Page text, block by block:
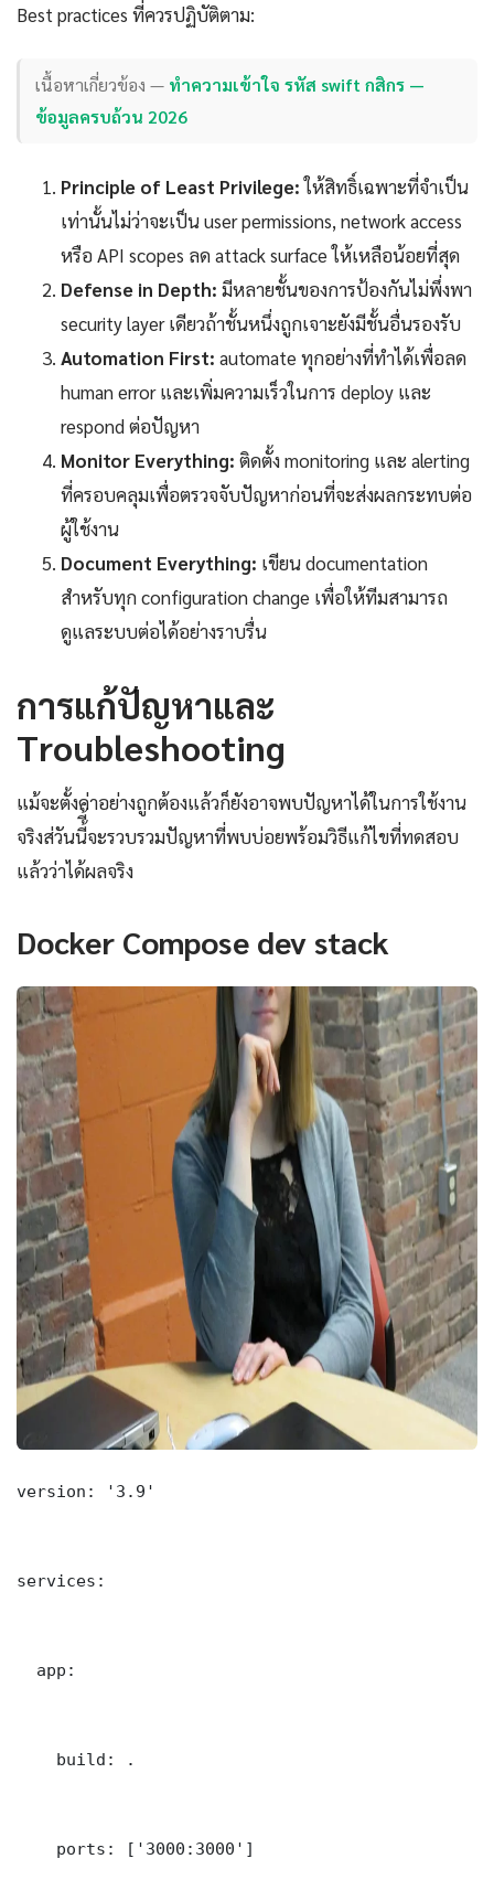
Best practices ที่ควรปฏิบัติตาม:
เนื้อหาเกี่ยวข้อง — ทำความเข้าใจ รหัส swift กสิกร —
ข้อมูลครบถ้วน 2026
Principle of Least Privilege:ให้สิทธิ์เฉพาะที่จำเป็น
เท่านั้นไม่ว่าจะเป็น user permissions, network access
หรือ API scopes ลด attack surface ให้เหลือน้อยที่สุด
Defense in Depth: มีหลายชั้นของการป้องกันไม่พึ่งพา
security layer เดียวถ้าชั้นหนึ่งถูกเจาะยังมีชั้นอื่นรองรับ
Automation First: automate ทุกอย่างที่ทำได้เพื่อลด
human error และเพิ่มความเร็วในการ deploy และ
respond ต่อปัญหา
Monitor Everything: ติดตั้ง monitoring และ alerting
ที่ครอบคลุมเพื่อตรวจจับปัญหาก่อนที่จะส่งผลกระทบต่อ
ผู้ใช้งาน
Document Everything: เขียน documentation
สำหรับทุก configuration change เพื่อให้ทีมสามารถ
ดูแลระบบต่อได้อย่างราบรื่น
การแก้ปัญหาและ
Troubleshooting
แม้จะตั้งค่าอย่างถูกต้องแล้วก็ยังอาจพบปัญหาได้ในการใช้งาน
จริงส่วันนี้ี้จะรวบรวมปัญหาที่พบบ่อยพร้อมวิธีแก้ไขที่ทดสอบ
แล้วว่าได้ผลจริง
Docker Compose dev stack
version: '3.9'
services:
  app:
    build: .
    ports: ['3000:3000']